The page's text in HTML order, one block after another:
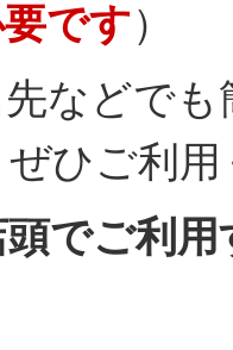
です）
などで
ひご利
でご利